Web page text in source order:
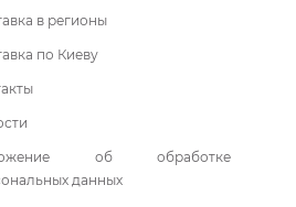
в регионы
по Киеву
об обработке
данных